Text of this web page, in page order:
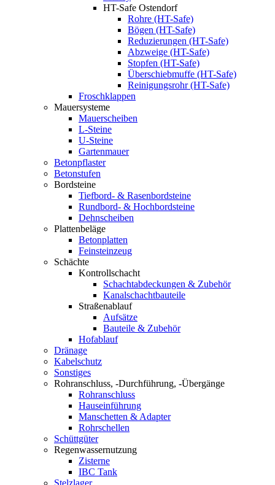
HT-Safe Ostendorf
Rohre (HT-Safe)
Bögen (HT-Safe)
Reduzierungen (HT-Safe)
Abzweige (HT-Safe)
Stopfen (HT-Safe)
Überschiebmuffe (HT-Safe)
Reinigungsrohr (HT-Safe)
Froschklappen
Mauersysteme
Mauerscheiben
L-Steine
U-Steine
Gartenmauer
Betonpflaster
Betonstufen
Bordsteine
Tiefbord- & Rasenbordsteine
Rundbord- & Hochbordsteine
Dehnscheiben
Plattenbeläge
Betonplatten
Feinsteinzeug
Schächte
Kontrollschacht
Schachtabdeckungen & Zubehör
Kanalschachtbauteile
Straßenablauf
Aufsätze
Bauteile & Zubehör
Hofablauf
Dränage
Kabelschutz
Sonstiges
Rohranschluss, -Durchführung, -Übergänge
Rohranschluss
Hauseinführung
Manschetten & Adapter
Rohrschellen
Schüttgüter
Regenwassernutzung
Zisterne
IBC Tank
Stelzlager